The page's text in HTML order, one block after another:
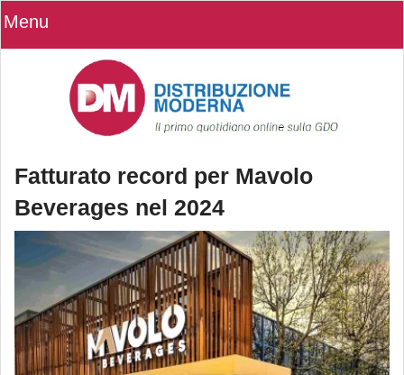
Menu
Fatturato record per Mavolo
Beverages nel 2024